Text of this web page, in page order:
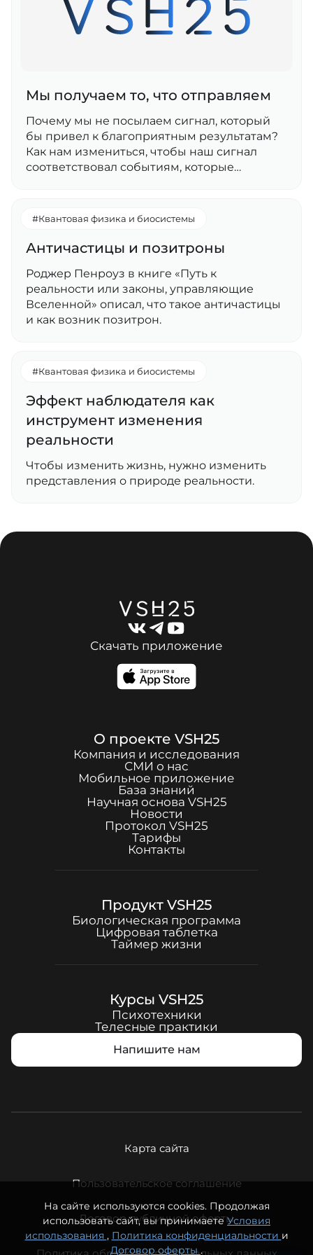
Мы получаем то, что отправляем
Почему мы не посылаем сигнал, который
бы привел к благоприятным результатам?
Как нам измениться, чтобы наш сигнал
соответствовал событиям, которые…
#Квантовая физика и биосистемы
Античастицы и позитроны
Роджер Пенроуз в книге «Путь к
реальности или законы, управляющие
Вселенной» описал, что такое античастицы
и как возник позитрон.
#Квантовая физика и биосистемы
Эффект наблюдателя как
инструмент изменения
реальности
Чтобы изменить жизнь, нужно изменить
представления о природе реальности.
Скачать приложение
О проекте VSH25
Компания и исследования
СМИ о нас
Мобильное приложение
База знаний
Научная основа VSH25
Новости
Протокол VSH25
Тарифы
Контакты
Продукт VSH25
Биологическая программа
Цифровая таблетка
Таймер жизни
Курсы VSH25
Психотехники
Телесные практики
Напишите нам
Карта сайта
Пользовательское соглашение
Договор публичной оферты
На сайте используются cookies. Продолжая
использовать сайт, вы принимаетеУсловия
использования , Политика конфиденциальности и
Договор оферты.